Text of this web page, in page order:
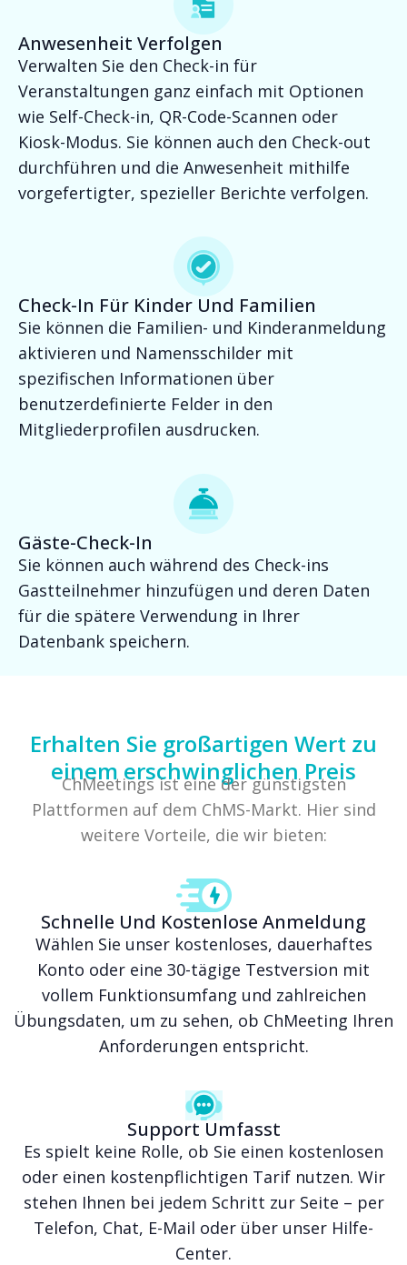
Anwesenheit Verfolgen
Verwalten Sie den Check-in für
Veranstaltungen ganz einfach mit Optionen
wie Self-Check-in, QR-Code-Scannen oder
Kiosk-Modus. Sie können auch den Check-out
durchführen und die Anwesenheit mithilfe
vorgefertigter, spezieller Berichte verfolgen.
Check-In Für Kinder Und Familien
Sie können die Familien- und Kinderanmeldung
aktivieren und Namensschilder mit
spezifischen Informationen über
benutzerdefinierte Felder in den
Mitgliederprofilen ausdrucken.
Gäste-Check-In
Sie können auch während des Check-ins
Gastteilnehmer hinzufügen und deren Daten
für die spätere Verwendung in Ihrer
Datenbank speichern.
Erhalten Sie großartigen Wert zu
einem erschwinglichen Preis
ChMeetings ist eine der günstigsten
Plattformen auf dem ChMS-Markt. Hier sind
weitere Vorteile, die wir bieten:
Schnelle Und Kostenlose Anmeldung
Wählen Sie unser kostenloses, dauerhaftes
Konto oder eine 30-tägige Testversion mit
vollem Funktionsumfang und zahlreichen
Übungsdaten, um zu sehen, ob ChMeeting Ihren
Anforderungen entspricht.
Support Umfasst
Es spielt keine Rolle, ob Sie einen kostenlosen
oder einen kostenpflichtigen Tarif nutzen. Wir
stehen Ihnen bei jedem Schritt zur Seite – per
Telefon, Chat, E-Mail oder über unser Hilfe-
Center.